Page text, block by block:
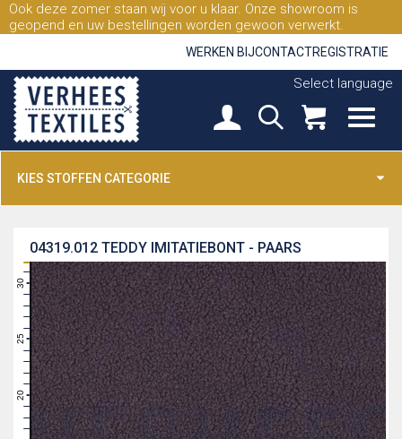
Ook deze zomer staan wij voor u klaar. Onze showroom is
geopend en uw bestellingen worden gewoon verwerkt.
WERKEN BIJCONTACTREGISTRATIE
Select language
KIES STOFFEN CATEGORIE
TEDDY IMITATIEBONT - PAARS
04319.012
18
19
20
21
22
24
25
26
27
28
29
30
31